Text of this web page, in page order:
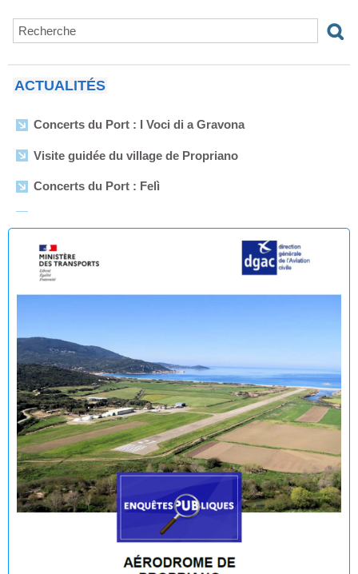
ACTUALITÉS
servitudes aéronautiques de dégagement de l’aérodrome
de Propriano
🟢 🌊 Réouverture à la baignade : Plage du Lido -
Fermeture temporaire de la baignade Plage du Lido -
Purraja par mesure de précaution
Décision du Maire du 09 juillet 2026